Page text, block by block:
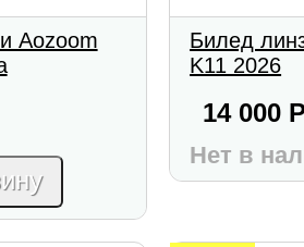
Aozoom
Билед
K11 2026
14 000
Нет в